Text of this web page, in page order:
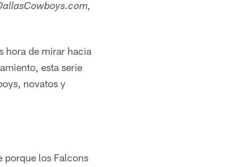
hora de mirar hacia
esta serie
novatos y
porque los Falcons